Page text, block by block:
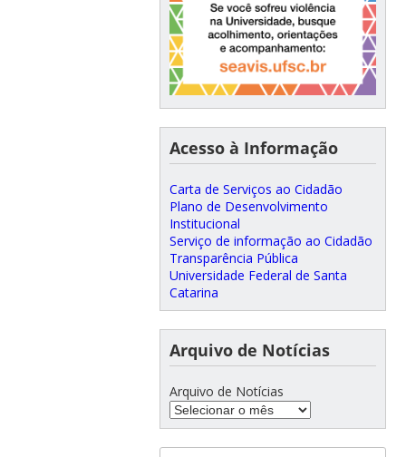
Acesso à Informação
Carta de Serviços ao Cidadão
Plano de Desenvolvimento
Institucional
Serviço de informação ao Cidadão
Transparência Pública
Universidade Federal de Santa
Catarina
Arquivo de Notícias
Arquivo de Notícias